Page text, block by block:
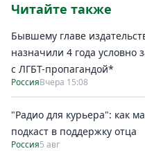
Читайте также
Бывшему главе
назначили 4 года условно
с ЛГБТ-пропагандой*
РоссияВчера 15:08
"Радио для курьера": как
подкаст в поддержку отца
Россия5 авг